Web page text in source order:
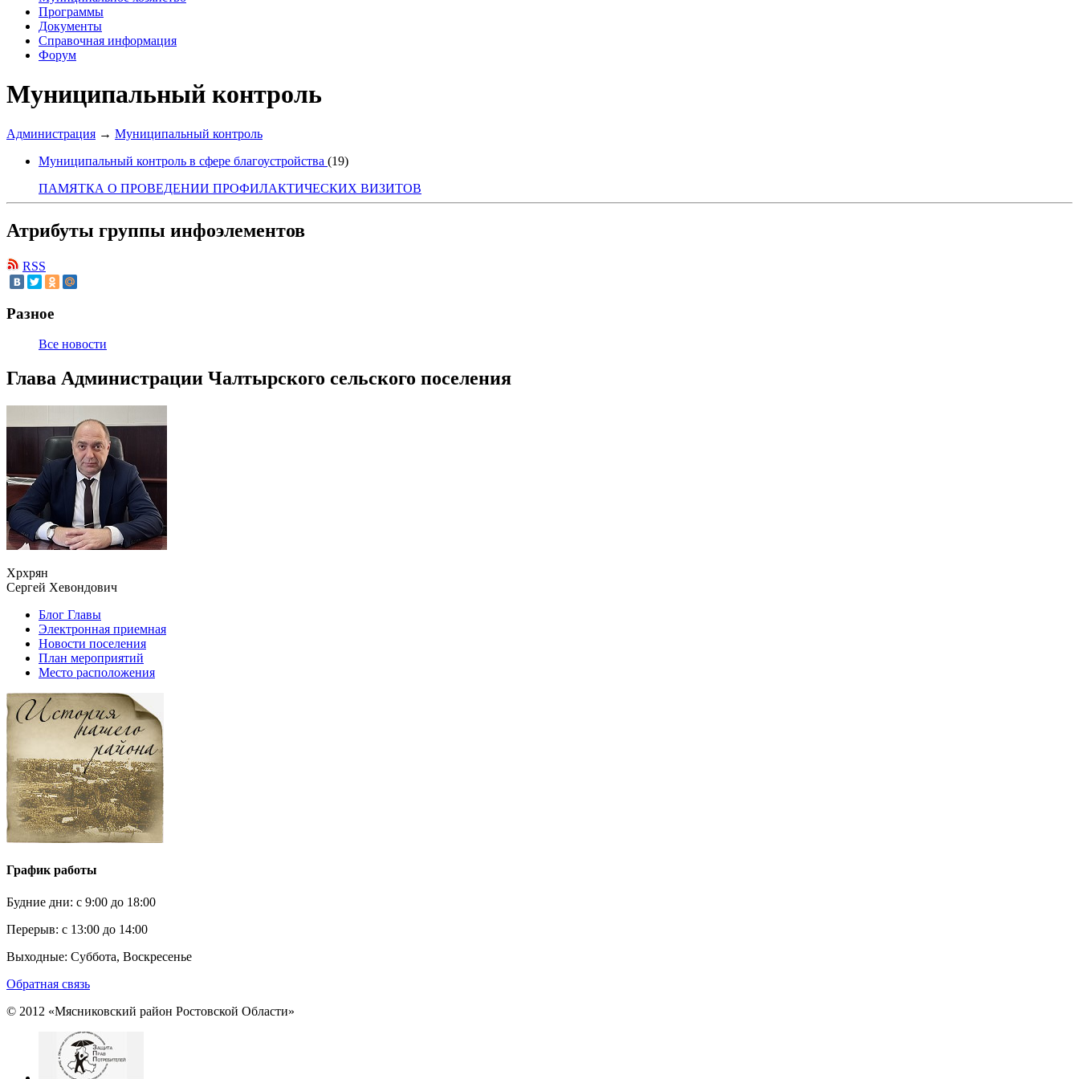
Программы
Документы
Справочная информация
Форум
Муниципальный контроль
Администрация → Муниципальный контроль
Муниципальный контроль в сфере благоустройства (19)
ПАМЯТКА О ПРОВЕДЕНИИ ПРОФИЛАКТИЧЕСКИХ ВИЗИТОВ
Атрибуты группы инфоэлементов
RSS
Разное
Все новости
Глава Администрации Чалтырского сельского поселения
Хрхрян
Сергей Хевондович
Блог Главы
Электронная приемная
Новости поселения
План мероприятий
Место расположения
График работы
Будние дни: c 9:00 до 18:00
Перерыв: с 13:00 до 14:00
Выходные: Суббота, Воскресенье
Обратная связь
© 2012 «Мясниковский район Ростовской Области»